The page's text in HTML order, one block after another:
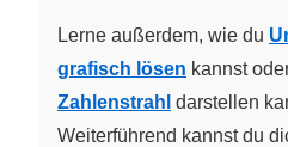
Lerne außerdem, wie du
grafisch lösen kannst
Zahlenstrahl darstellen
Weiterführend kannst du